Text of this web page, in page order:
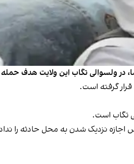
در ولسوالی تگاب این ولایت هدف
گرفته است.
تگاب است.
اجازه نزدیک شدن به محل حادثه را